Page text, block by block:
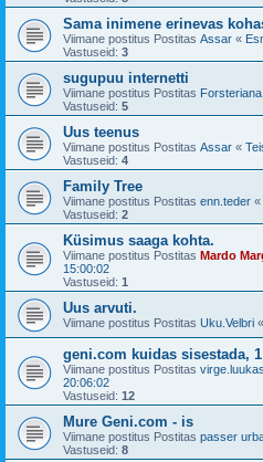
Sama inimene erinevas
Viimane postitus Postitas Assar «
Vastuseid: 3
sugupuu internetti
Viimane postitus Postitas Forsteriana
Vastuseid: 5
Uus teenus
Viimane postitus Postitas Assar «
Vastuseid: 4
Family Tree
Viimane postitus Postitas enn.teder «
Vastuseid: 2
Küsimus saaga kohta.
Viimane postitus Postitas Mardo
15:00:02
Vastuseid: 1
Uus arvuti.
Viimane postitus Postitas Uku.Velbri «
geni.com kuidas sisestada,
Viimane postitus Postitas virge.luukas
20:06:02
Vastuseid: 12
Mure Geni.com - is
Viimane postitus Postitas passer
Vastuseid: 8